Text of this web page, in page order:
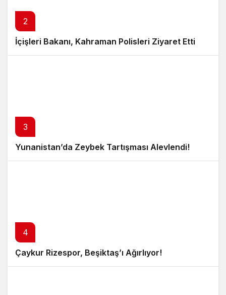
2
İçişleri Bakanı, Kahraman Polisleri Ziyaret Etti
3
Yunanistan’da Zeybek Tartışması Alevlendi!
4
Çaykur Rizespor, Beşiktaş’ı Ağırlıyor!